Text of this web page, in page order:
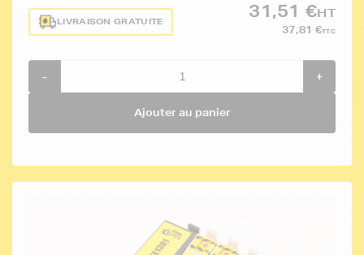
LIVRAISON GRATUITE
31,51 €HT
37,81 €TTC
- +
Ajouter au panier